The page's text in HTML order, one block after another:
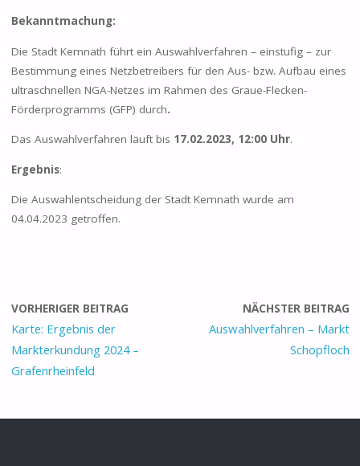
Bekanntmachung:
Die Stadt Kemnath führt ein Auswahlverfahren – einstufig – zur
Bestimmung eines Netzbetreibers für den Aus- bzw. Aufbau eines
ultraschnellen NGA-Netzes im Rahmen des Graue-Flecken-
Förderprogramms (GFP) durch.
Das Auswahlverfahren läuft bis 17.02.2023, 12:00 Uhr.
Ergebnis:
Die Auswahlentscheidung der Stadt Kemnath wurde am
04.04.2023 getroffen.
VORHERIGER BEITRAG
Karte: Ergebnis der
Markterkundung 2024 –
Grafenrheinfeld
NÄCHSTER BEITRAG
Auswahlverfahren – Markt
Schopfloch